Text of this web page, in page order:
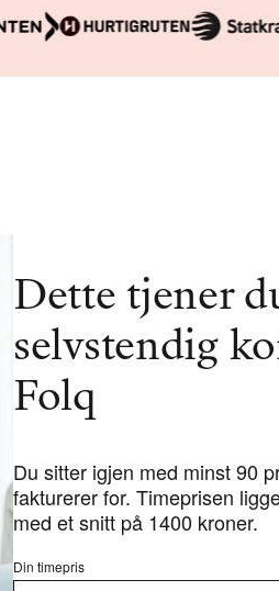
Dette tjener
selvstendig
Folq
Du sitter igjen med minst 90
fakturerer for. Timeprisen
med et snitt på 1400 kroner.
Din timepris